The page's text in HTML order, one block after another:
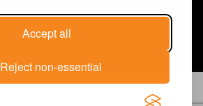
Accept all
Reject non-essential